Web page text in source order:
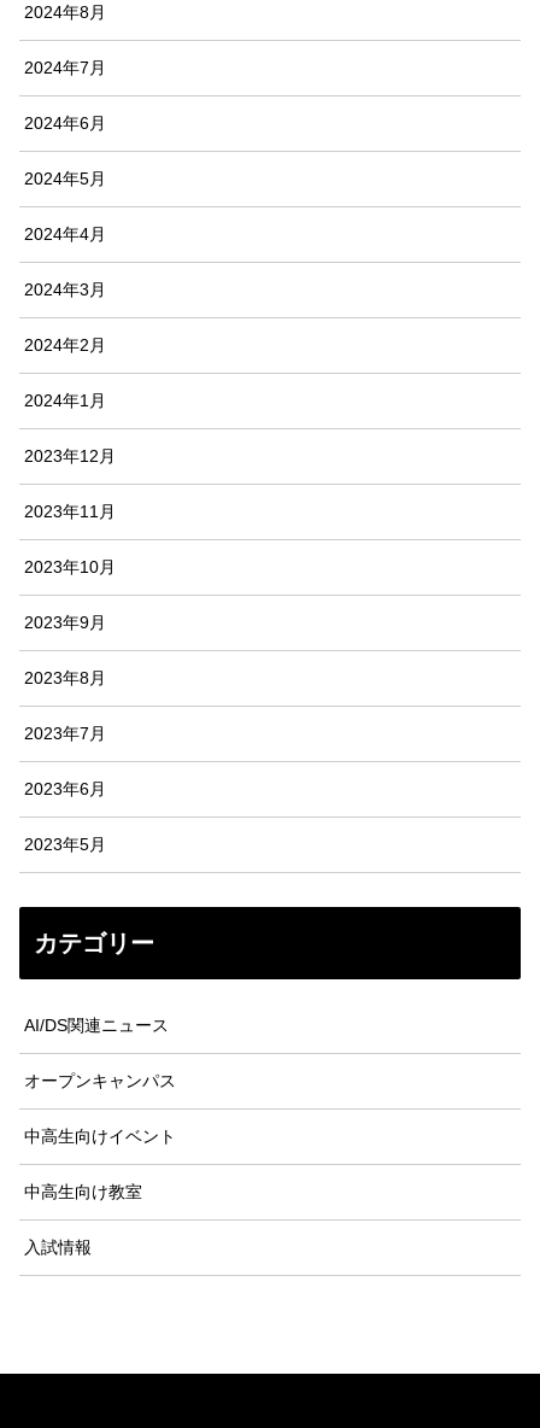
2024年8月
2024年7月
2024年6月
2024年5月
2024年4月
2024年3月
2024年2月
2024年1月
2023年12月
2023年11月
2023年10月
2023年9月
2023年8月
2023年7月
2023年6月
2023年5月
カテゴリー
AI/DS関連ニュース
オープンキャンパス
中高生向けイベント
中高生向け教室
入試情報